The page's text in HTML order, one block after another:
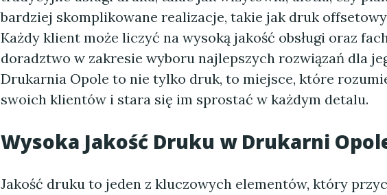
bardziej skomplikowane realizacje, takie jak druk
Każdy klient może liczyć na wysoką jakość obsługi oraz
doradztwo w zakresie wyboru najlepszych rozwiązań dla
Drukarnia Opole to nie tylko druk, to miejsce, które
swoich klientów i stara się im sprostać w każdym detalu.
Wysoka Jakość Druku w Drukarni
Jakość druku to jeden z kluczowych elementów, który